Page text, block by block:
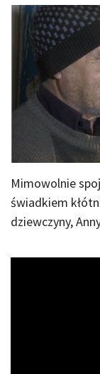
Mimowolnie
świadkiem
dziewczyny,